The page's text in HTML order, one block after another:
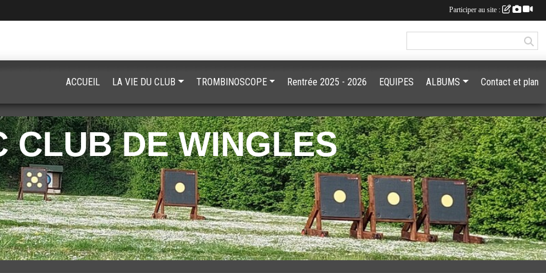
CLUB DE WINGLES
ACCUEIL LA VIE DU CLUB TROMBINOSCOPE Rentrée 2025 - 2026 EQUIPES ALBUMS Contact et plan
Participer au site :